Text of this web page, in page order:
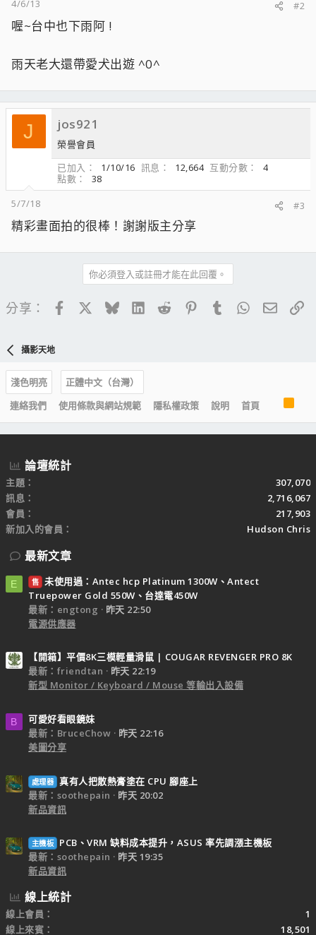
4/6/13
#2
喔~台中也下雨阿 !
雨天老大還帶愛犬出遊 ^0^
J jos921
榮譽會員
已加入
1/10/16 訊息 12,664 互動分數
4
點數
38
5/7/18
#3
精彩畫面拍的很棒！謝謝版主分享
你必須登入或註冊才能在此回覆。
分享： FacebookBlueskyLinkedIn
Reddit PinterestTumblrWhatsApp
電子
攝影天地
淺色明亮
正體中文（台灣）
連絡我們
使用條款與網站規範 隱私權政策 說明 首頁
S
論壇統計
主題
307,070
訊息
2,716,067
會員
217,903
新加入的會員
Hudson Chris
最新文章
E 售 未使用過：Antec hcp Platinum 1300W、Antect
Truepower Gold 550W、台達電450W
最新：engtong
昨天 22:50
電源供應器
【開箱】平價8K三模輕量滑鼠 | COUGAR REVENGER PRO 8K
最新：friendtan
昨天 22:19
新型 Monitor / Keyboard / Mouse 等輸出入設備
B
可愛好看眼鏡妹
最新：BruceChow
昨天 22:16
美圖分享
處理器 真有人把散熱膏塗在 CPU 腳座上
最新：soothepain
昨天 20:02
新品資訊
主機板
PCB、VRM 缺料成本提升，ASUS 率先調漲主機板
最新：soothepain
昨天 19:35
新品資訊
線上統計
線上會員
1
線上來賓
18,501